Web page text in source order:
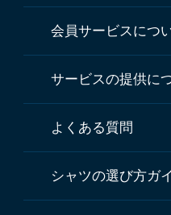
会員サービスにつ
サービスの提供に
よくある質問
シャツの選び方ガ